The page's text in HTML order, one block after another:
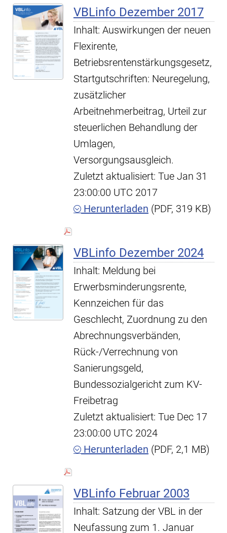
VBLinfo Dezember 2017
Inhalt: Auswirkungen der neuen
Flexirente,
Betriebsrentenstärkungsgesetz,
Startgutschriften: Neuregelung,
zusätzlicher
Arbeitnehmerbeitrag, Urteil zur
steuerlichen Behandlung der
Umlagen,
Versorgungsausgleich.
Zuletzt aktualisiert: Tue Jan 31
23:00:00 UTC 2017
Herunterladen (PDF, 319 KB)
VBLinfo Dezember 2024
Inhalt: Meldung bei
Erwerbsminderungsrente,
Kennzeichen für das
Geschlecht, Zuordnung zu den
Abrechnungsverbänden,
Rück-/Verrechnung von
Sanierungsgeld,
Bundessozialgericht zum KV-
Freibetrag
Zuletzt aktualisiert: Tue Dec 17
23:00:00 UTC 2024
Herunterladen (PDF, 2,1 MB)
VBLinfo Februar 2003
Inhalt: Satzung der VBL in der
Neufassung zum 1. Januar